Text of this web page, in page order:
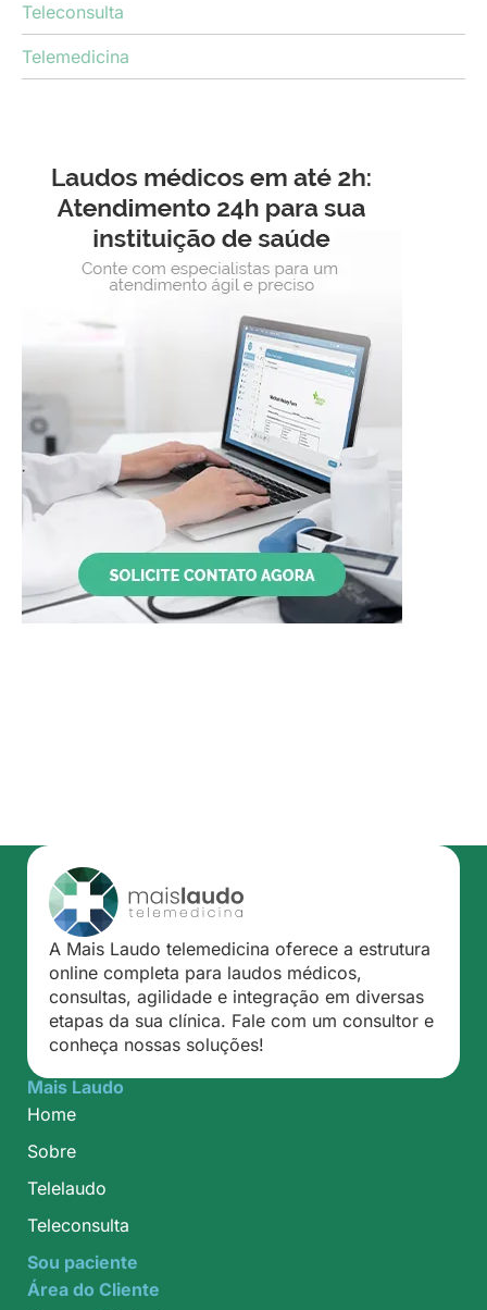
Teleconsulta
Telemedicina
A Mais Laudo telemedicina oferece a estrutura
online completa para laudos médicos,
consultas, agilidade e integração em diversas
etapas da sua clínica. Fale com um consultor e
conheça nossas soluções!
Mais Laudo
Home
Sobre
Telelaudo
Teleconsulta
Sou paciente
Área do Cliente